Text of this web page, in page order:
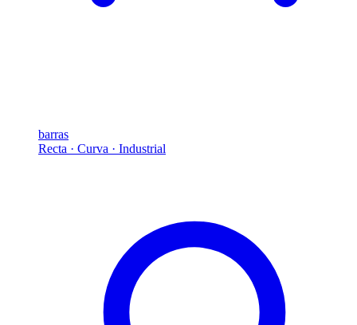
barras
Recta · Curva · Industrial